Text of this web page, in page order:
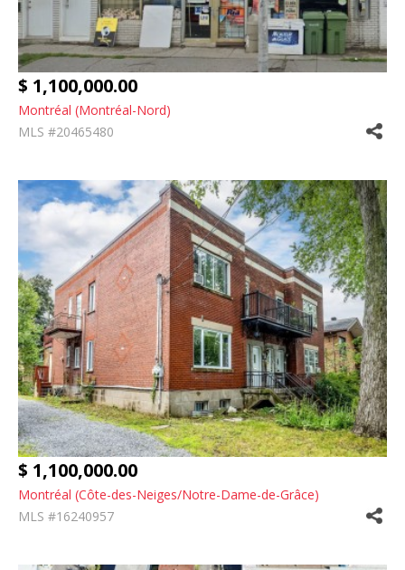
$ 1,100,000.00
Montréal (Montréal-Nord)
MLS #20465480
$ 1,100,000.00
Montréal (Côte-des-Neiges/Notre-Dame-de-Grâce)
MLS #16240957